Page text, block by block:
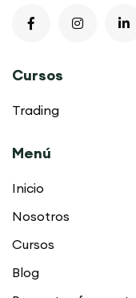
Cursos
Trading
Menú
Inicio
Nosotros
Cursos
Blog